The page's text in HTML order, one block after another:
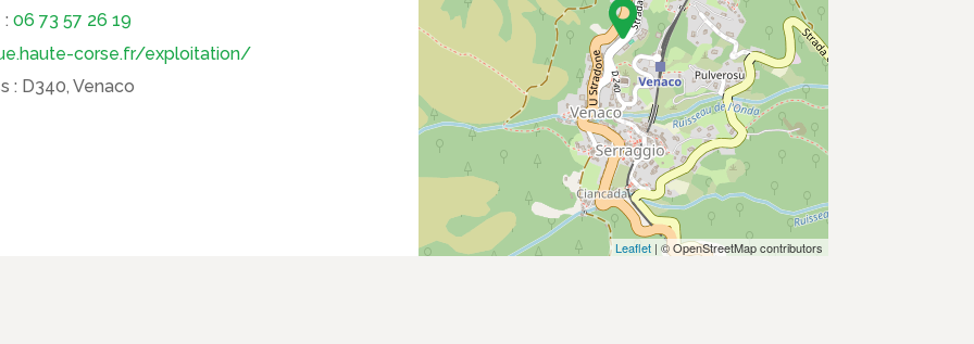
:06 73 57 26 19
corse.fr/exploitation/
: D340, Venaco
Leaflet| © OpenStreetMap contributors